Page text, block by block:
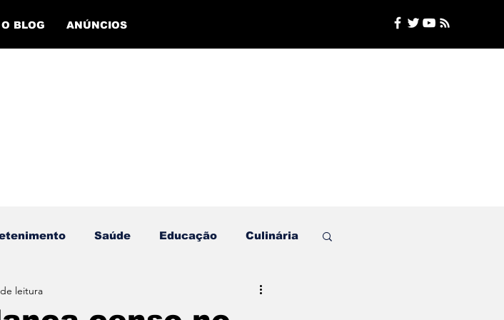
BLOG ANÚNCIOS
Saúde Educação Culinária
Plantão de Polícia
leitura